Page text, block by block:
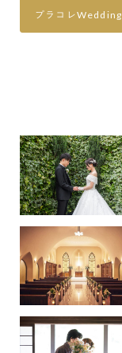
プラコレWedding